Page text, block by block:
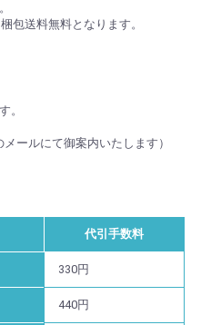
包送料無料となります。
。
ールにて御案内いたします）
代引手数料
330円
440円